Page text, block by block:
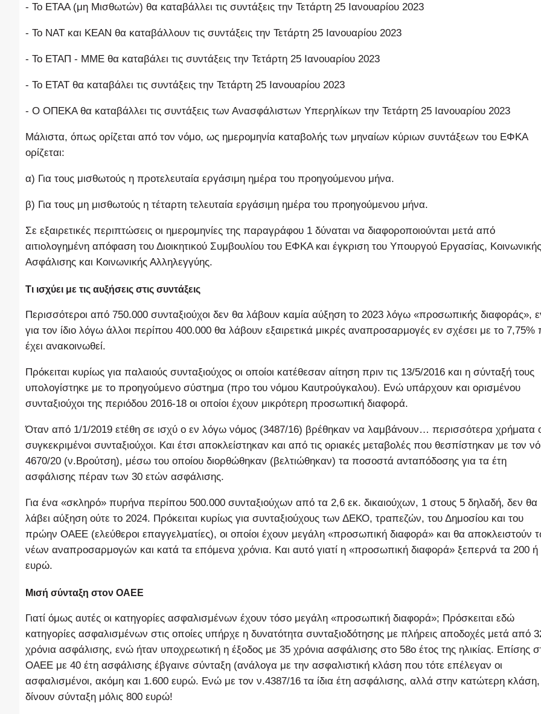
- Το ΕΤΑΑ (μη Μισθωτών) θα καταβάλλει τις συντάξεις την Τετάρτη 25 Ιανουαρίου 2023
- Το ΝΑΤ και ΚΕΑΝ θα καταβάλλουν τις συντάξεις την Τετάρτη 25 Ιανουαρίου 2023
- Το ΕΤΑΠ - ΜΜΕ θα καταβάλει τις συντάξεις την Τετάρτη 25 Ιανουαρίου 2023
- Το ΕΤΑΤ θα καταβάλει τις συντάξεις την Τετάρτη 25 Ιανουαρίου 2023
- Ο ΟΠΕΚΑ θα καταβάλλει τις συντάξεις των Ανασφάλιστων Υπερηλίκων την Τετάρτη 25 Ιανουαρίου 2023
Μάλιστα, όπως ορίζεται από τον νόμο, ως ημερομηνία καταβολής των μηναίων κύριων συντάξεων του ΕΦΚΑ
ορίζεται:
α) Για τους μισθωτούς η προτελευταία εργάσιμη ημέρα του προηγούμενου μήνα.
β) Για τους μη μισθωτούς η τέταρτη τελευταία εργάσιμη ημέρα του προηγούμενου μήνα.
Σε εξαιρετικές περιπτώσεις οι ημερομηνίες της παραγράφου 1 δύναται να διαφοροποιούνται μετά από
αιτιολογημένη απόφαση του Διοικητικού Συμβουλίου του ΕΦΚΑ και έγκριση του Υπουργού Εργασίας, Κοινωνικής
Ασφάλισης και Κοινωνικής Αλληλεγγύης.
Τι ισχύει με τις αυξήσεις στις συντάξεις
Περισσότεροι από 750.000 συνταξιούχοι δεν θα λάβουν καμία αύξηση το 2023 λόγω «προσωπικής διαφοράς»,
για τον ίδιο λόγω άλλοι περίπου 400.000 θα λάβουν εξαιρετικά μικρές αναπροσαρμογές εν σχέσει με το 7,75%
έχει ανακοινωθεί.
Πρόκειται κυρίως για παλαιούς συνταξιούχος οι οποίοι κατέθεσαν αίτηση πριν τις 13/5/2016 και η σύνταξή τους
υπολογίστηκε με το προηγούμενο σύστημα (προ του νόμου Καυτρούγκαλου). Ενώ υπάρχουν και ορισμένου
συνταξιούχοι της περιόδου 2016-18 οι οποίοι έχουν μικρότερη προσωπική διαφορά.
Όταν από 1/1/2019 ετέθη σε ισχύ ο εν λόγω νόμος (3487/16) βρέθηκαν να λαμβάνουν… περισσότερα χρήματα
συγκεκριμένοι συνταξιούχοι. Και έτσι αποκλείστηκαν και από τις οριακές μεταβολές που θεσπίστηκαν με τον
4670/20 (ν.Βρούτση), μέσω του οποίου διορθώθηκαν (βελτιώθηκαν) τα ποσοστά ανταπόδοσης για τα έτη
ασφάλισης πέραν των 30 ετών ασφάλισης.
Για ένα «σκληρό» πυρήνα περίπου 500.000 συνταξιούχων από τα 2,6 εκ. δικαιούχων, 1 στους 5 δηλαδή, δεν θα
λάβει αύξηση ούτε το 2024. Πρόκειται κυρίως για συνταξιούχους των ΔΕΚΟ, τραπεζών, του Δημοσίου και του
πρώην ΟΑΕΕ (ελεύθεροι επαγγελματίες), οι οποίοι έχουν μεγάλη «προσωπική διαφορά» και θα αποκλειστούν
νέων αναπροσαρμογών και κατά τα επόμενα χρόνια. Και αυτό γιατί η «προσωπική διαφορά» ξεπερνά τα 200 ή
ευρώ.
Μισή σύνταξη στον ΟΑΕΕ
Γιατί όμως αυτές οι κατηγορίες ασφαλισμένων έχουν τόσο μεγάλη «προσωπική διαφορά»; Πρόσκειται εδώ
κατηγορίες ασφαλισμένων στις οποίες υπήρχε η δυνατότητα συνταξιοδότησης με πλήρεις αποδοχές μετά από
χρόνια ασφάλισης, ενώ ήταν υποχρεωτική η έξοδος με 35 χρόνια ασφάλισης στο 58ο έτος της ηλικίας. Επίσης
ΟΑΕΕ με 40 έτη ασφάλισης έβγαινε σύνταξη (ανάλογα με την ασφαλιστική κλάση που τότε επέλεγαν οι
ασφαλισμένοι, ακόμη και 1.600 ευρώ. Ενώ με τον ν.4387/16 τα ίδια έτη ασφάλισης, αλλά στην κατώτερη κλάση,
δίνουν σύνταξη μόλις 800 ευρώ!